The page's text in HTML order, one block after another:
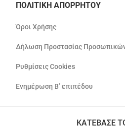
ΠΟΛΙΤΙΚΗ ΑΠΟΡΡΗΤΟΥ
Όροι Χρήσης
Δήλωση Προστασίας
Ρυθμίσεις Cookies
Ενημέρωση Β’ επιπέδου
ΚΑΤΕΒΑΣΕ